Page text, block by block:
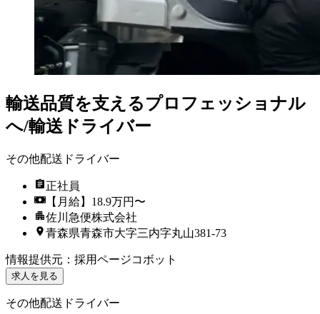
輸送品質を支えるプロフェッショナル
へ/輸送ドライバー
その他配送ドライバー
正社員
【月給】18.9万円〜
佐川急便株式会社
青森県青森市大字三内字丸山381-73
情報提供元 ： 採用ページコボット
求人を見る
その他配送ドライバー